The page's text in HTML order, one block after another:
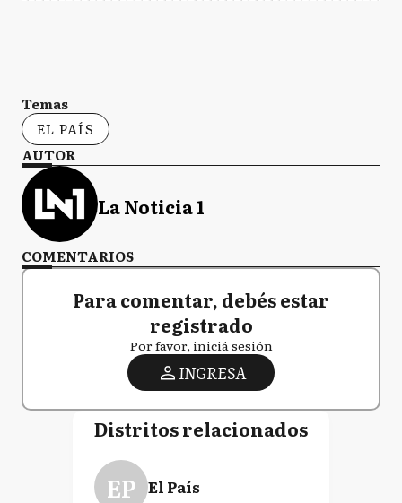
Temas
EL PAÍS
AUTOR
La Noticia 1
COMENTARIOS
Para comentar, debés estar
registrado
Por favor, iniciá sesión
INGRESA
Distritos relacionados
EP El País